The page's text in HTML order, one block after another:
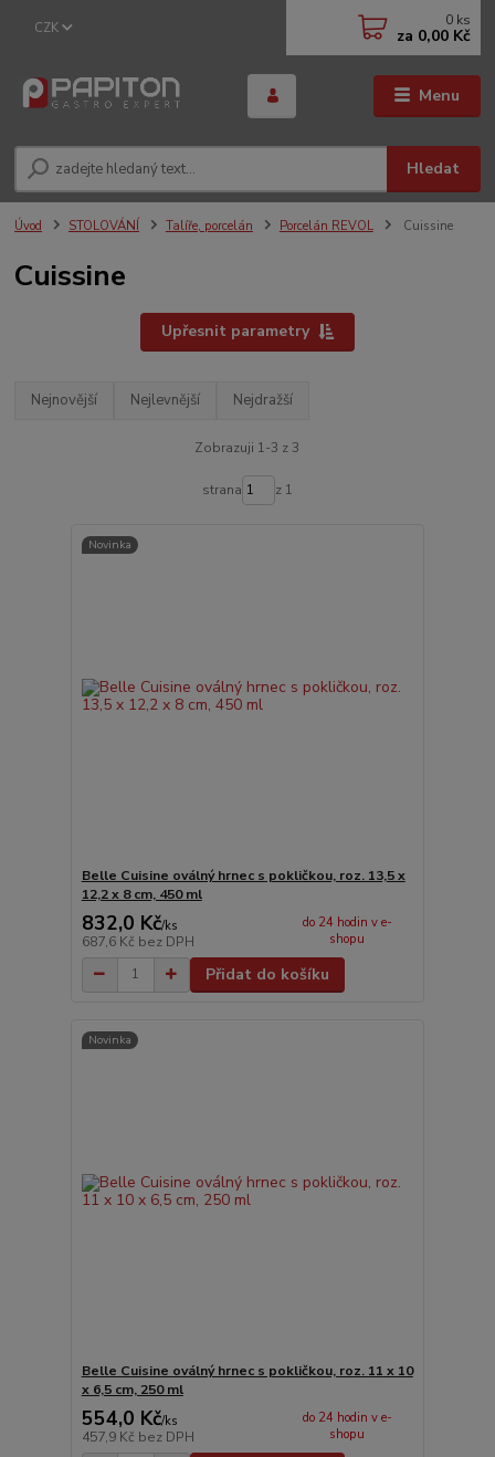
Menu
CZK
Hledat
0 ks
za 0,00 Kč
Úvod STOLOVÁNÍ Talíře, porcelán Porcelán REVOL Cuissine
Cuissine
Upřesnit parametry
Nejnovější Nejlevnější Nejdražší
Zobrazuji 1-3 z 3
strana z 1
Novinka
Belle Cuisine oválný hrnec s pokličkou, roz. 13,5 x
12,2 x 8 cm, 450 ml
832,0 Kč/ks
687,6 Kč bez DPH
do 24 hodin v e-
shopu
Přidat do košíku
Novinka
Belle Cuisine oválný hrnec s pokličkou, roz. 11 x 10
x 6,5 cm, 250 ml
554,0 Kč/ks
457,9 Kč bez DPH
do 24 hodin v e-
shopu